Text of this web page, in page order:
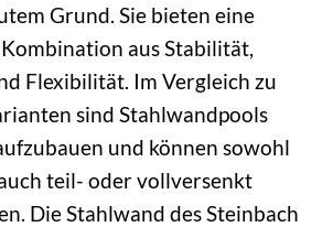
Grund. Sie bieten eine
aus Stabilität,
Flexibilität. Im Vergleich zu
sind Stahlwandpools
und können sowohl
teil- oder vollversenkt
Die Stahlwand des Steinbach